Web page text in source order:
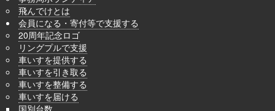
飛んでけとは
会員になる・寄付等で支援する
20周年記念ロゴ
リングプルで支援
車いすを提供する
車いすを引き取る
車いすを整備する
車いすを届ける